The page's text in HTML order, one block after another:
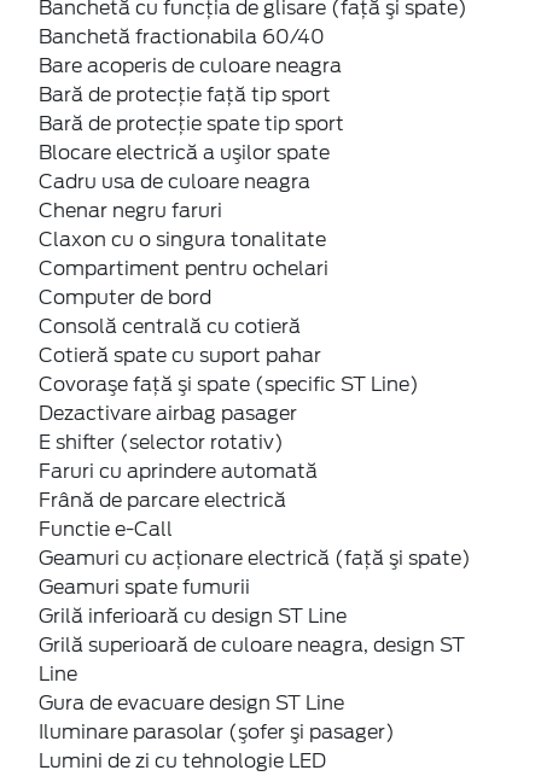
Banchetă cu funcţia de glisare (faţă şi spate)
Banchetă fractionabila 60/40
Bare acoperis de culoare neagra
Bară de protecţie faţă tip sport
Bară de protecţie spate tip sport
Blocare electrică a uşilor spate
Cadru usa de culoare neagra
Chenar negru faruri
Claxon cu o singura tonalitate
Compartiment pentru ochelari
Computer de bord
Consolă centrală cu cotieră
Cotieră spate cu suport pahar
Covoraşe faţă şi spate (specific ST Line)
Dezactivare airbag pasager
E shifter (selector rotativ)
Faruri cu aprindere automată
Frână de parcare electrică
Functie e-Call
Geamuri cu acţionare electrică (faţă şi spate)
Geamuri spate fumurii
Grilă inferioară cu design ST Line
Grilă superioară de culoare neagra, design ST
Line
Gura de evacuare design ST Line
Iluminare parasolar (şofer şi pasager)
Lumini de zi cu tehnologie LED